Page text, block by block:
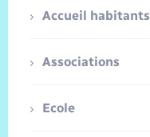
Accueil habitants
Associations
Ecole